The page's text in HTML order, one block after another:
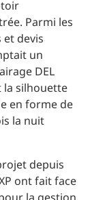
Parmi les
devis
un
DEL
silhouette
en forme de
la nuit
depuis
ont fait face